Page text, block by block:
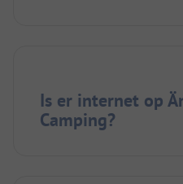
Is er internet op
Camping?